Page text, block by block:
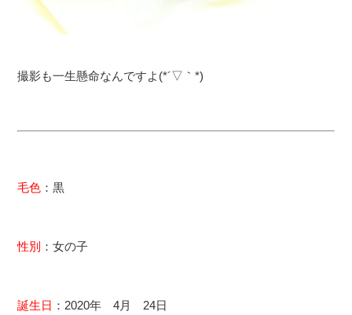
撮影も一生懸命なんですよ(*´▽｀*)
毛色 ：黒
性別 ：女の子
誕生日 ：2020年 4月 24日